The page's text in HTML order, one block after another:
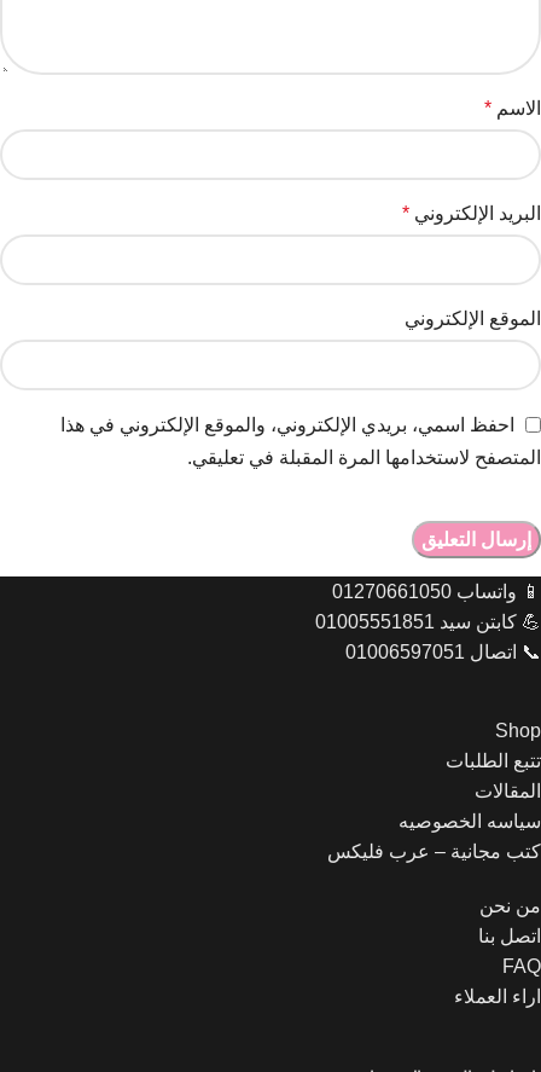
الاسم *
البريد الإلكتروني *
الموقع الإلكتروني
احفظ اسمي، بريدي الإلكتروني، والموقع الإلكتروني في هذا
المتصفح لاستخدامها المرة المقبلة في تعليقي.
📱 واتساب 01270661050
💪 كابتن سيد 01005551851
📞 اتصال 01006597051
Shop
تتبع الطلبات
المقالات
سياسه الخصوصيه
كتب مجانية – عرب فليكس
من نحن
اتصل بنا
FAQ
اراء العملاء